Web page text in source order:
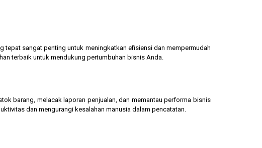
sangat penting untuk meningkatkan efisiensi dan mempermudah
terbaik untuk mendukung pertumbuhan bisnis Anda.
barang, melacak laporan penjualan, dan memantau performa bisnis
dan mengurangi kesalahan manusia dalam pencatatan.